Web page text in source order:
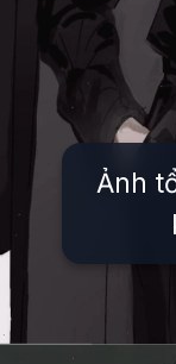
Ảnh